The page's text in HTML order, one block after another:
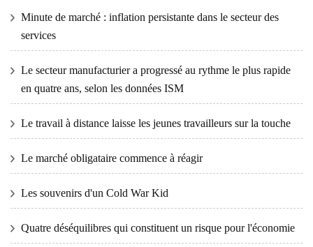
Minute de marché : inflation persistante dans le secteur des
services
Le secteur manufacturier a progressé au rythme le plus rapide
en quatre ans, selon les données ISM
Le travail à distance laisse les jeunes travailleurs sur la touche
Le marché obligataire commence à réagir
Les souvenirs d'un Cold War Kid
Quatre déséquilibres qui constituent un risque pour l'économie